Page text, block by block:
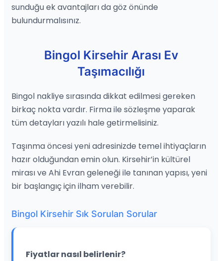
sunduğu ek avantajları da göz önünde
bulundurmalısınız.
Bingol Kirsehir Arası Ev
Taşımacılığı
Bingol nakliye sırasında dikkat edilmesi gereken
birkaç nokta vardır. Firma ile sözleşme yaparak
tüm detayları yazılı hale getirmelisiniz.
Taşınma öncesi yeni adresinizde temel ihtiyaçların
hazır olduğundan emin olun. Kirsehir’in kültürel
mirası ve Ahi Evran geleneği ile tanınan yapısı, yeni
bir başlangıç için ilham verebilir.
Bingol Kirsehir Sık Sorulan Sorular
Fiyatlar nasıl belirlenir?